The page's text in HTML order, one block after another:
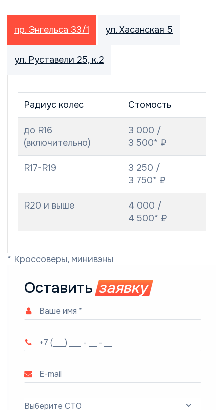
пр. Энгельса 33/1 ул. Хасанская 5
ул. Руставели 25, к.2
Радиус колес Стомость
до R16
(включительно)
3 000 /
3 500* ₽
R17-R19
3 250 /
3 750* ₽
R20 и выше
4 000 /
4 500* ₽
* Кроссоверы, минивэны
Оставить заявку
Выберите СТО